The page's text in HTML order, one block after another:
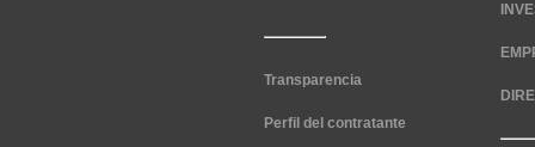
Transparencia
Perfil del contratante